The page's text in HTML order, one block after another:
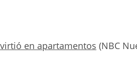
en apartamentos (NBC